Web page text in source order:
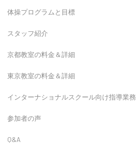
体操プログラムと目標
スタッフ紹介
京都教室の料金＆詳細
東京教室の料金＆詳細
インターナショナルスクール向け指導業務
参加者の声
Q&A